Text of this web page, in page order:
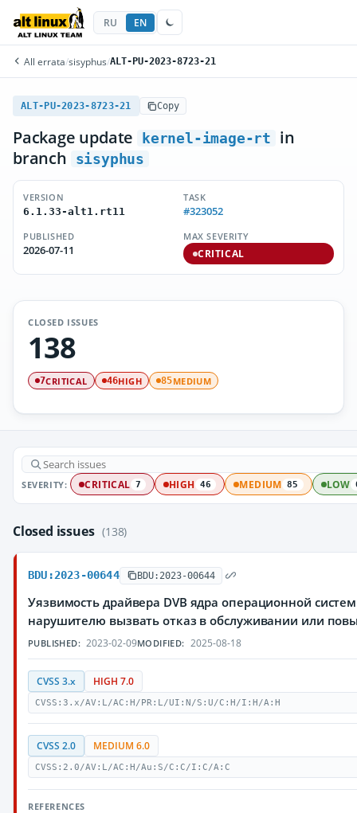
RU EN
All errata/sisyphus/ALT-PU-2023-8723-21
ALT-PU-2023-8723-21 Copy
Package update kernel-image-rt
in
branch
sisyphus
VERSION
6.1.33-alt1.rt11
TASK
#323052
PUBLISHED
2026-07-11
MAX SEVERITY
CRITICAL
CLOSED ISSUES
138
7CRITICAL 46HIGH 85MEDIUM
SEVERITY: CRITICAL 7 HIGH 46 MEDIUM 85 LOW
Closed issues (138)
BDU:2023-00644 BDU:2023-00644
Уязвимость драйвера DVB ядра операционной
нарушителю вызвать отказ в обслуживании или
PUBLISHED: 2023-02-09MODIFIED: 2025-08-18
CVSS 3.x HIGH 7.0
CVSS:3.x/AV:L/AC:H/PR:L/UI:N/S:U/C:H/I:H/A:H
CVSS 2.0 MEDIUM 6.0
CVSS:2.0/AV:L/AC:H/Au:S/C:C/I:C/A:C
REFERENCES